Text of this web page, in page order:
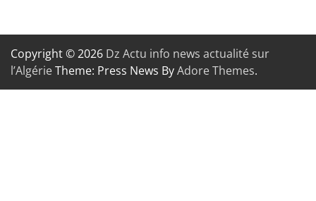
Copyright © 2026 Dz Actu info news actualité sur
l’AlgérieTheme: Press News ByAdore Themes.